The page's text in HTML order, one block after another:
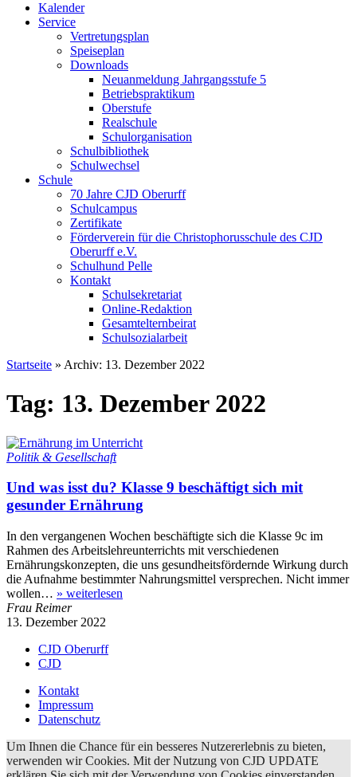
Kalender
Service
Vertretungsplan
Speiseplan
Downloads
Neuanmeldung Jahrgangsstufe 5
Betriebspraktikum
Oberstufe
Realschule
Schulorganisation
Schulbibliothek
Schulwechsel
Schule
70 Jahre CJD Oberurff
Schulcampus
Zertifikate
Förderverein für die Christophorusschule des CJD
Oberurff e.V.
Schulhund Pelle
Kontakt
Schulsekretariat
Online-Redaktion
Gesamtelternbeirat
Schulsozialarbeit
Startseite » Archiv: 13. Dezember 2022
Tag: 13. Dezember 2022
Politik & Gesellschaft
Und was isst du? Klasse 9 beschäftigt sich mit
gesunder Ernährung
In den vergangenen Wochen beschäftigte sich die Klasse 9c im
Rahmen des Arbeitslehreunterrichts mit verschiedenen
Ernährungskonzepten, die uns gesundheitsfördernde Wirkung durch
die Aufnahme bestimmter Nahrungsmittel versprechen. Nicht immer
wollen… » weiterlesen
Frau Reimer
13. Dezember 2022
CJD Oberurff
CJD
Kontakt
Impressum
Datenschutz
Um Ihnen die Chance für ein besseres Nutzererlebnis zu bieten,
verwenden wir Cookies. Mit der Nutzung von CJD UPDATE